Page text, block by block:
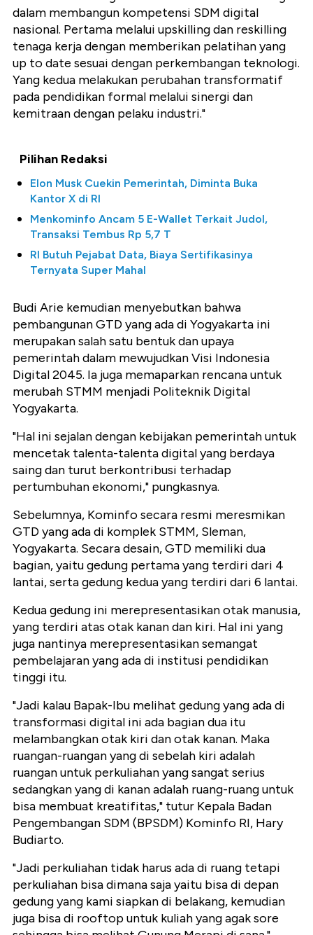
dalam membangun kompetensi SDM digital
nasional. Pertama melalui upskilling dan reskilling
tenaga kerja dengan memberikan pelatihan yang
up to date sesuai dengan perkembangan teknologi.
Yang kedua melakukan perubahan transformatif
pada pendidikan formal melalui sinergi dan
kemitraan dengan pelaku industri."
Pilihan Redaksi
Elon Musk Cuekin Pemerintah, Diminta Buka
Kantor X di RI
Menkominfo Ancam 5 E-Wallet Terkait Judol,
Transaksi Tembus Rp 5,7 T
RI Butuh Pejabat Data, Biaya Sertifikasinya
Ternyata Super Mahal
Budi Arie kemudian menyebutkan bahwa
pembangunan GTD yang ada di Yogyakarta ini
merupakan salah satu bentuk dan upaya
pemerintah dalam mewujudkan Visi Indonesia
Digital 2045. Ia juga memaparkan rencana untuk
merubah STMM menjadi Politeknik Digital
Yogyakarta.
"Hal ini sejalan dengan kebijakan pemerintah untuk
mencetak talenta-talenta digital yang berdaya
saing dan turut berkontribusi terhadap
pertumbuhan ekonomi," pungkasnya.
Sebelumnya, Kominfo secara resmi meresmikan
GTD yang ada di komplek STMM, Sleman,
Yogyakarta. Secara desain, GTD memiliki dua
bagian, yaitu gedung pertama yang terdiri dari 4
lantai, serta gedung kedua yang terdiri dari 6 lantai.
Kedua gedung ini merepresentasikan otak manusia,
yang terdiri atas otak kanan dan kiri. Hal ini yang
juga nantinya merepresentasikan semangat
pembelajaran yang ada di institusi pendidikan
tinggi itu.
"Jadi kalau Bapak-Ibu melihat gedung yang ada di
transformasi digital ini ada bagian dua itu
melambangkan otak kiri dan otak kanan. Maka
ruangan-ruangan yang di sebelah kiri adalah
ruangan untuk perkuliahan yang sangat serius
sedangkan yang di kanan adalah ruang-ruang untuk
bisa membuat kreatifitas," tutur Kepala Badan
Pengembangan SDM (BPSDM) Kominfo RI, Hary
Budiarto.
"Jadi perkuliahan tidak harus ada di ruang tetapi
perkuliahan bisa dimana saja yaitu bisa di depan
gedung yang kami siapkan di belakang, kemudian
juga bisa di rooftop untuk kuliah yang agak sore